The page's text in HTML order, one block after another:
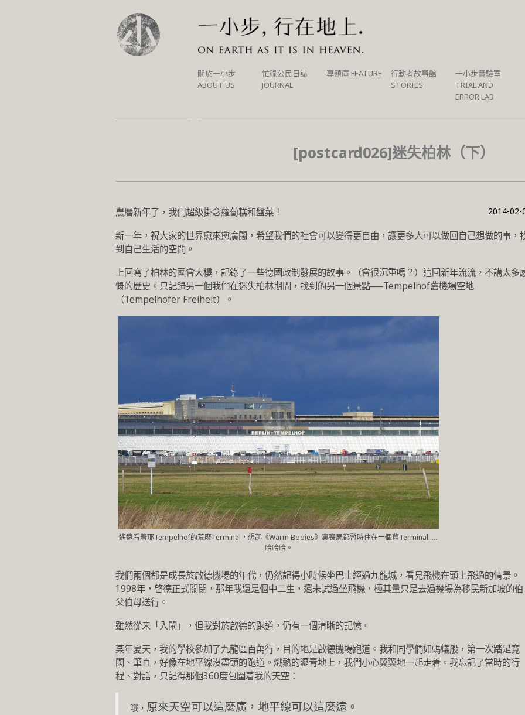
SKIP
TO
關於一小步
ABOUT US
忙碌公民日誌
JOURNAL
專題庫 FEATURE
行動者故事館
STORIES
一小步實驗室
TRIAL AND
ERROR LAB
[postcard026]迷失柏林（下）
2014-02-
農曆新年了，我們超級掛念蘿蔔糕和盤菜！
新一年，祝大家的世界愈來愈廣闊，希望我們的社會可以變得更自由，讓更多人可以做回自己想做的事，
到自己生活的空間。
上回寫了柏林的國會大樓，記錄了一些德國政制發展的故事。（會很沉重嗎？）這回新年流流，不講太多
慨的歷史。只記錄另一個我們在迷失柏林期間，找到的另一個景點──Tempelhof舊機場空地
（Tempelhofer Freiheit）。
遙遠看着那Tempelhof的荒廢Terminal，想起《Warm Bodies》裏喪屍都暫時住在一個舊Terminal……
哈哈哈。
我們兩個都是成長於啟德機場的年代，仍然記得小時候坐巴士經過九龍城，看見飛機在頭上飛過的情景。
1998年，啓德正式關閉，那年我還是個中二生，還未試過坐飛機，極其量只是去過機場為移民新加坡的伯
父伯母送行。
雖然從未「入閘」，但我對於啟德的跑道，仍有一個清晰的記憶。
某年夏天，我的學校參加了九龍區百萬行，目的地是啟德機場跑道。我和同學們如螞蟻般，第一次踏足寬
闊、筆直，好像在地平線沒盡頭的跑道。熾熱的瀝青地上，我們小心翼翼地一起走着。我忘記了當時的行
程、對話，只記得那個360度包圍着我的天空：
哦， 原來天空可以這麼廣，地平線可以這麼遠。